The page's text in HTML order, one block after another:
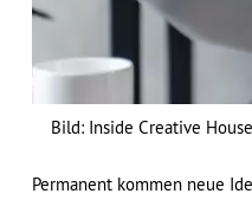
Bild: Inside Creative
Permanent kommen neue